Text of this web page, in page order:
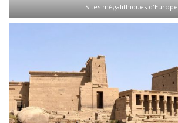
Sites mégalithiques d'Europe